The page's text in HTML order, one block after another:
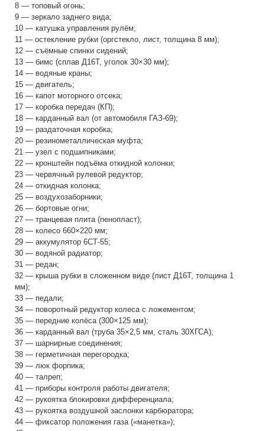
8 — топовый огонь;
9 — зеркало заднего вида;
10 — катушка управления рулём;
11 — остекление рубки (оргстекло, лист, толщина 8 мм);
12 — съёмные спинки сидений;
13 — бимс (сплав Д16Т, уголок 30×30 мм);
14 — водяные краны;
15 — двигатель;
16 — капот моторного отсека;
17 — коробка передач (КП);
18 — карданный вал (от автомобиля ГАЗ-69);
19 — раздаточная коробка;
20 — резинометаллическая муфта;
21 — узел с подшипниками;
22 — кронштейн подъёма откидной колонки;
23 — червячный рулевой редуктор;
24 — откидная колонка;
25 — воздухозаборники;
26 — бортовые огни;
27 — транцевая плита (пенопласт);
28 — колесо 660×220 мм;
29 — аккумулятор 6СТ-55;
30 — водяной радиатор;
31 — редан;
32 — крыша рубки в сложенном виде (лист Д16Т, толщина 1
мм);
33 — педали;
34 — поворотный редуктор колеса с ложементом;
35 — передние колёса (300×125 мм);
36 — карданный вал (труба 35×2,5 мм, сталь 30ХГСА);
37 — шарнирные соединения;
38 — герметичная перегородка;
39 — люк форпика;
40 — талреп;
41 — приборы контроля работы двигателя;
42 — рукоятка блокировки дифференциала;
43 — рукоятка воздушной заслонки карбюратора;
44 — фиксатор положения газа («манетка»);